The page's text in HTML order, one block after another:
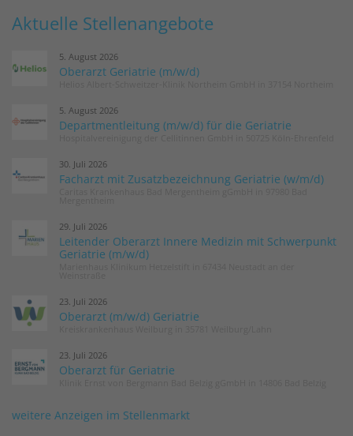
Aktuelle Stellenangebote
5. August 2026
Oberarzt Geriatrie (m/w/d)
5. August 2026
Departmentleitung (m/w/d) für die Geriatrie
30. Juli 2026
Facharzt mit Zusatzbezeichnung Geriatrie (w/m/d)
29. Juli 2026
Leitender Oberarzt Innere Medizin mit Schwerpunkt
Geriatrie (m/w/d)
23. Juli 2026
Oberarzt (m/w/d) Geriatrie
23. Juli 2026
Oberarzt für Geriatrie
weitere Anzeigen im Stellenmarkt